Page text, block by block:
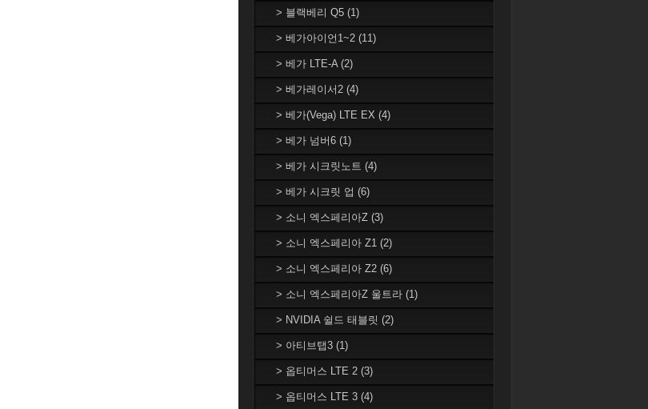
> 블랙베리 Q5 (1)
> 베가아이언1~2 (11)
> 베가 LTE-A (2)
> 베가레이서2 (4)
> 베가(Vega) LTE EX (4)
> 베가 넘버6 (1)
> 베가 시크릿노트 (4)
> 베가 시크릿 업 (6)
> 소니 엑스페리아Z (3)
> 소니 엑스페리아 Z1 (2)
> 소니 엑스페리아 Z2 (6)
> 소니 엑스페리아Z 울트라 (1)
> NVIDIA 쉴드 태블릿 (2)
> 아티브탭3 (1)
> 옵티머스 LTE 2 (3)
> 옵티머스 LTE 3 (4)